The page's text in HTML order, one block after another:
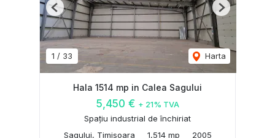
1 / 33 Harta
Previous Next
Hala 1514 mp in Calea Sagului
5,450 € + 21% TVA
Spațiu industrial de închiriat
Sagului, Timisoara
1,514 mp 2005